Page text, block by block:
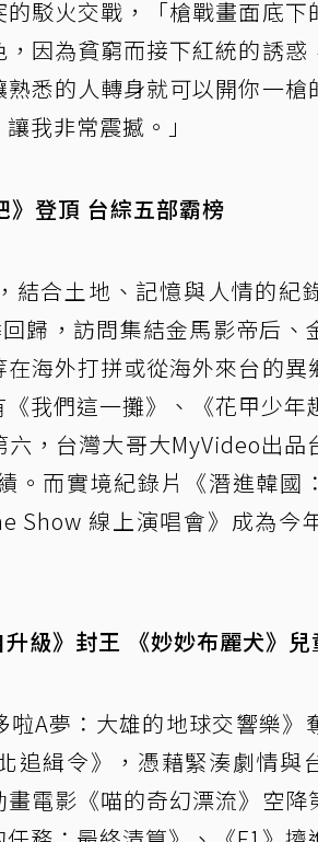
駁火交戰，「槍戰畫面底下
因為貧窮而接下紅統的誘惑
悉的人轉身就可以開你一槍
我非常震撼。」
登頂 台綜五部霸榜
結合土地、記憶與人情的紀
歸，訪問集結金馬影帝后、
海外打拼或從海外來台的異
我們這一攤》、《花甲少年
，台灣大哥大MyVideo出品
。而實境紀錄片《潛進韓國
Show 線上演唱會》成為今
級》封王 《妙妙布麗犬》兒
A夢：大雄的地球交響樂》
追緝令》，憑藉緊湊劇情與
電影《喵的奇幻漂流》空降